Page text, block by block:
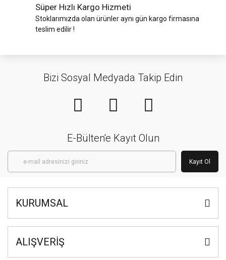
Süper Hızlı Kargo Hizmeti
Stoklarımızda olan ürünler aynı gün kargo firmasına
teslim edilir !
Bizi Sosyal Medyada Takip Edin
E-Bülten'e Kayıt Olun
Kayıt Ol
KURUMSAL
ALIŞVERİŞ